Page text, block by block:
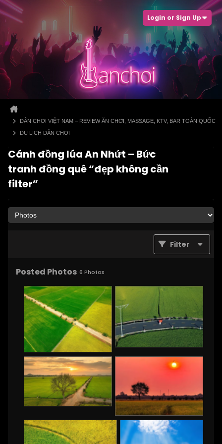
Login or Sign Up
DÂN CHƠI VIỆT NAM – REVIEW ĂN CHƠI, MASSAGE, KTV, BAR TOÀN QUỐC
DU LỊCH DÂN CHƠI
Cánh đồng lúa An Nhứt – Bức
tranh đồng quê “đẹp không cần
filter”
Filter
Posted Photos 6 Photos